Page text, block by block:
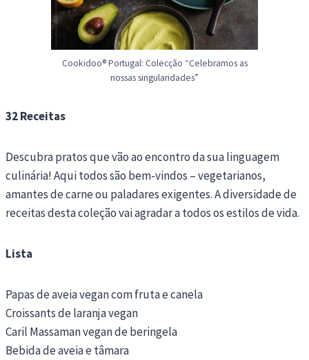
Cookidoo® Portugal: Colecção “Celebramos as
nossas singularidades”
32 Receitas
Descubra pratos que vão ao encontro da sua linguagem
culinária! Aqui todos são bem-vindos – vegetarianos,
amantes de carne ou paladares exigentes. A diversidade de
receitas desta coleção vai agradar a todos os estilos de vida.
Lista
Papas de aveia vegan com fruta e canela
Croissants de laranja vegan
Caril Massaman vegan de beringela
Bebida de aveia e tâmara